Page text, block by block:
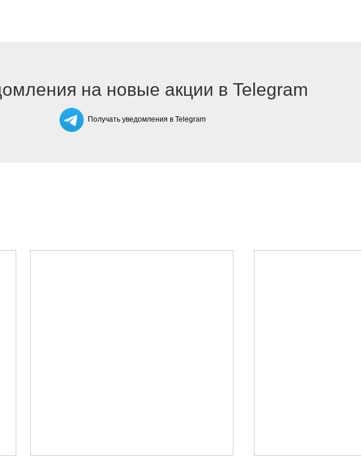
на новые акции в Telegram
Получать уведомления в Telegram